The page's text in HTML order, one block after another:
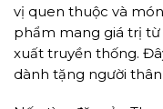
vị quen thuộc và
phẩm mang giá trị từ
xuất truyền thống.
dành tặng người